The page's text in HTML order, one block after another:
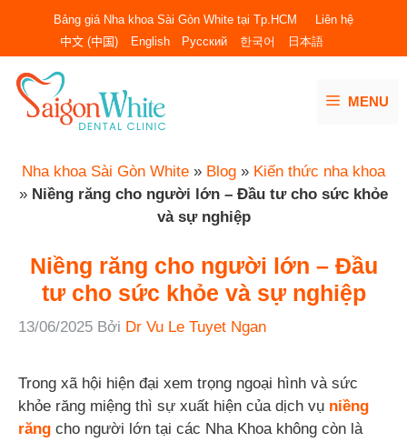
nội
dung
Bảng giá Nha khoa Sài Gòn White tại Tp.HCM
Liên hệ
中文 (中国)
English Русский 한국어 日本語
MENU
Nha khoa Sài Gòn White » Blog » Kiến thức nha khoa
» Niềng răng cho người lớn – Đầu tư cho sức khỏe
và sự nghiệp
Niềng răng cho người lớn – Đầu
tư cho sức khỏe và sự nghiệp
13/06/2025 Bởi Dr Vu Le Tuyet Ngan
Trong xã hội hiện đại xem trọng ngoại hình và sức
khỏe răng miệng thì sự xuất hiện của dịch vụ niềng
răng cho người lớn tại các Nha Khoa không còn là